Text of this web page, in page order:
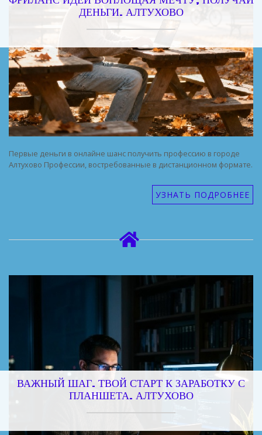
ДЕНЬГИ. АЛТУХОВО
Первые деньги в онлайне шанс получить профессию в городе
Алтухово Профессии, востребованные в дистанционном формате.
УЗНАТЬ ПОДРОБНЕЕ
ВАЖНЫЙ ШАГ. ТВОЙ СТАРТ К ЗАРАБОТКУ С
ПЛАНШЕТА. АЛТУХОВО